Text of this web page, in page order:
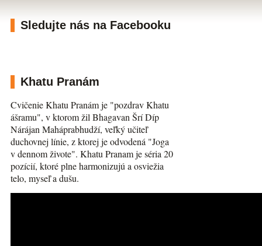
Sledujte nás na Facebooku
Khatu Pranám
Cvičenie Khatu Pranám je "pozdrav Khatu
ášramu", v ktorom žil Bhagavan Šrí Díp
Nárájan Maháprabhudží, veľký učiteľ
duchovnej línie, z ktorej je odvodená "Joga
v dennom živote". Khatu Pranam je séria 20
pozícií, ktoré plne harmonizujú a osviežia
telo, myseľ a dušu.